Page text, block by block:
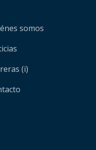
somos
(i)